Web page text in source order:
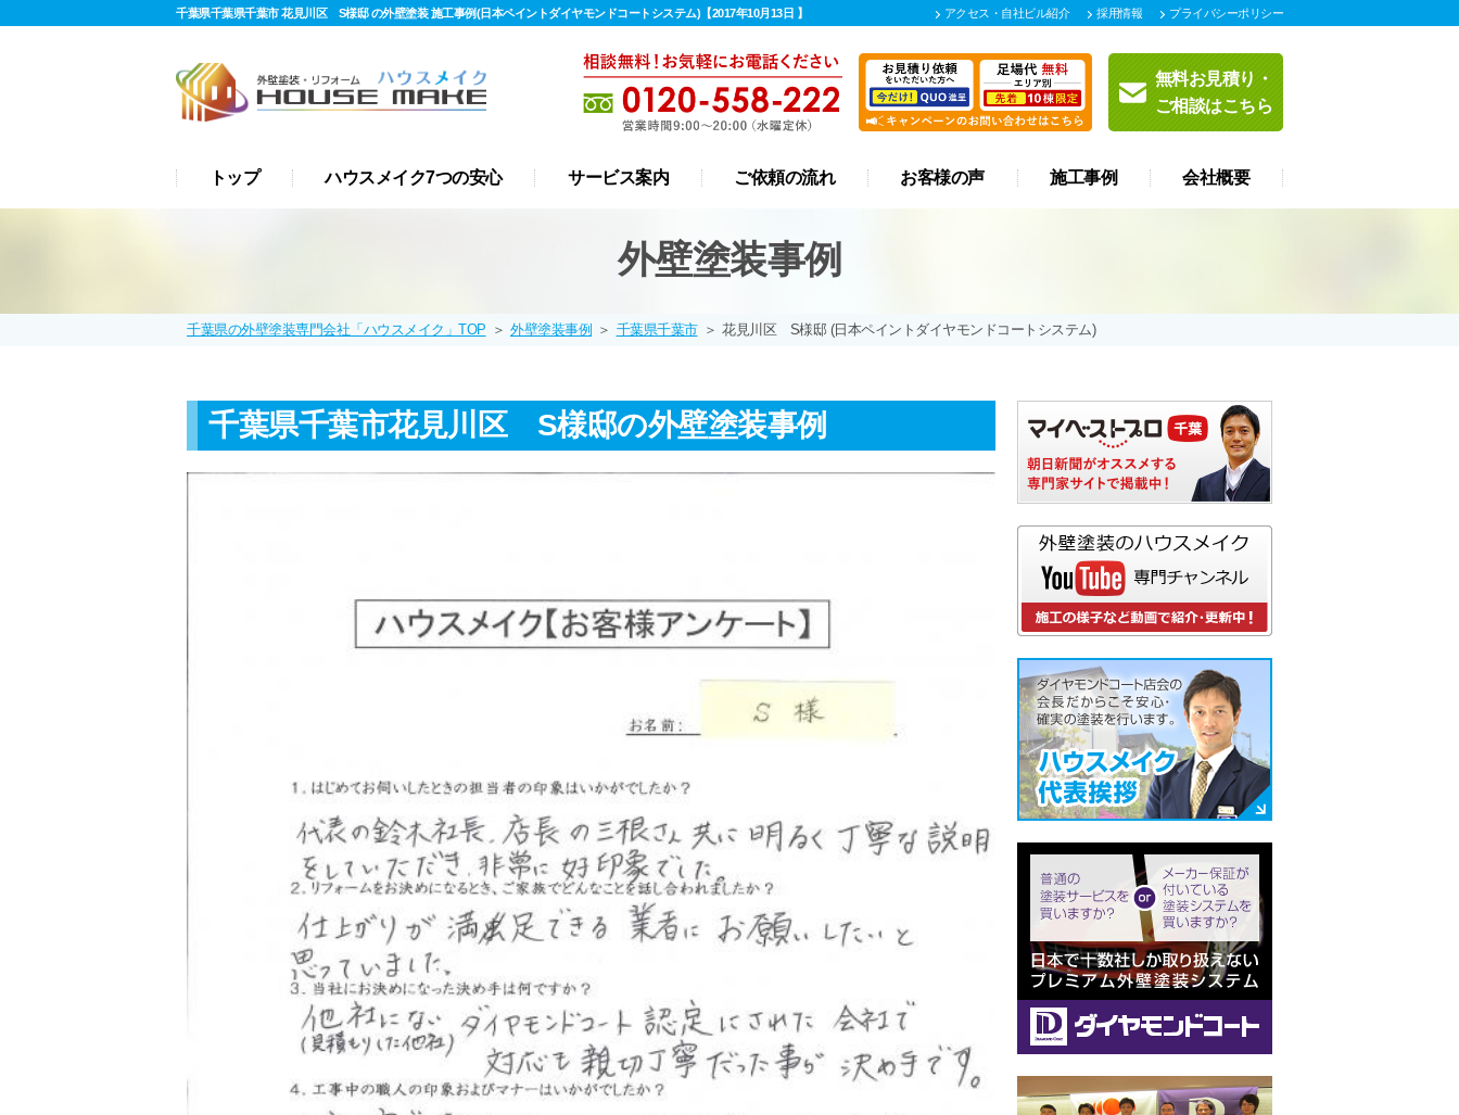
千葉県千葉県千葉市 花見川区 S様邸 の外壁塗装 施工事例(日本ペイントダイヤモンドコートシステム)【2017年10月13日 】 アクセス・自社ビル紹介 採用情報 プライバシーポリシー
無料お見積り・
ご相談はこちら
トップ ハウスメイク7つの安心 サービス案内 ご依頼の流れ お客様の声 施工事例 会社概要
外壁塗装事例
千葉県の外壁塗装専門会社「ハウスメイク」TOP ＞ 外壁塗装事例 ＞ 千葉県千葉市 ＞ 花見川区 S様邸 (日本ペイントダイヤモンドコートシステム)
千葉県千葉市花見川区 S様邸の外壁塗装事例